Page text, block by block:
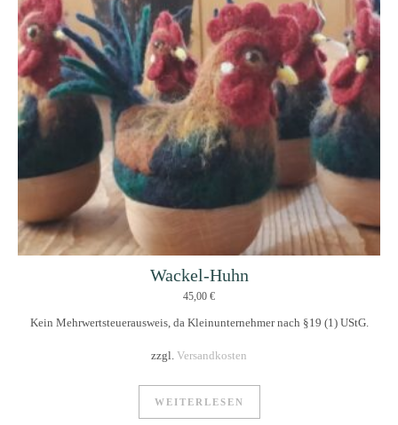
Wackel-Huhn
45,00 €
Kein Mehrwertsteuerausweis, da Kleinunternehmer nach §19 (1) UStG.
zzgl. Versandkosten
WEITERLESEN